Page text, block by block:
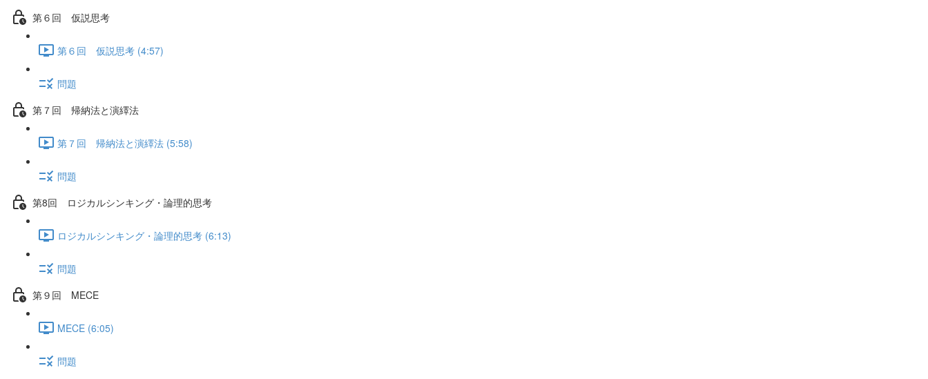
第６回 仮説思考
第６回 仮説思考 (4:57)
問題
第７回 帰納法と演繹法
第７回 帰納法と演繹法 (5:58)
問題
第8回 ロジカルシンキング・論理的思考
ロジカルシンキング・論理的思考 (6:13)
問題
第９回 MECE
MECE (6:05)
問題